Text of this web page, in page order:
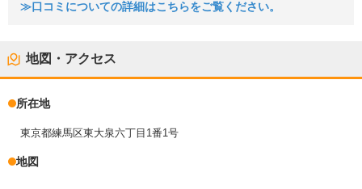
≫口コミについての詳細はこちらをご覧ください。
地図・アクセス
所在地
東京都練馬区東大泉六丁目1番1号
地図